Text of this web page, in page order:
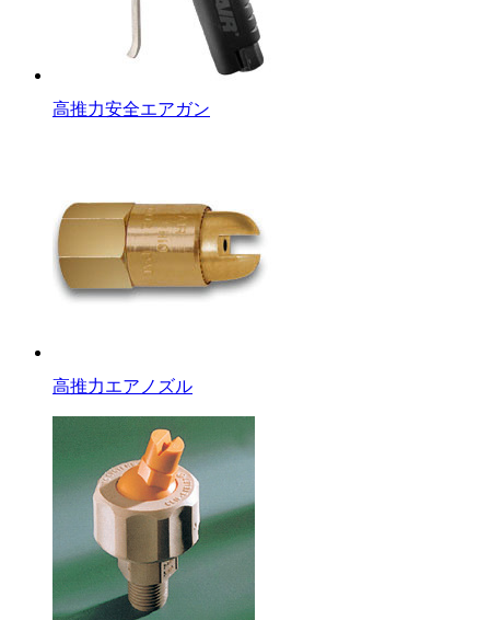
高推力安全エアガン
高推力エアノズル